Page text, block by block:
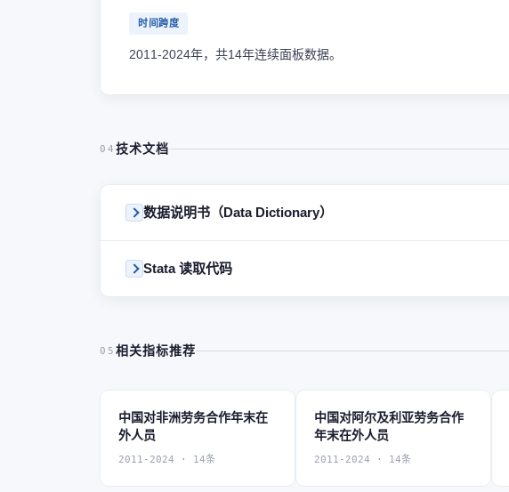
时间跨度
2011-2024年，共14年连续面板数据。
04 技术文档
数据说明书（Data Dictionary）
Stata 读取代码
05 相关指标推荐
中国对非洲劳务合作年末在
外人员
2011-2024 · 14条
中国对阿尔及利亚劳务合作
年末在外人员
2011-2024 · 14条